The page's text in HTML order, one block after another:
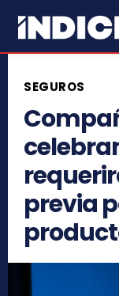
SEGUROS
previa